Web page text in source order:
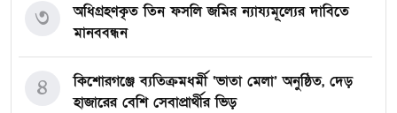
অধিগ্রহণকৃত তিন ফসলি জমির ন্যায্যমূল্যের দাবিতে
মানববন্ধন
৩
কিশোরগঞ্জে ব্যতিক্রমধর্মী ‘ভাতা মেলা’ অনুষ্ঠিত, দেড়
হাজারের বেশি সেবাপ্রার্থীর ভিড়
৪